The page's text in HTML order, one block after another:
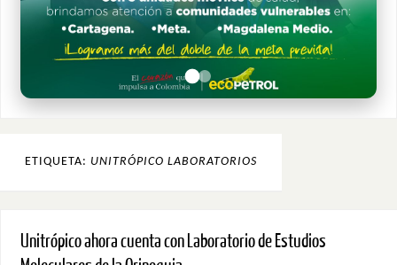
ETIQUETA: UNITRÓPICO LABORATORIOS
Unitrópico ahora cuenta con Laboratorio de Estudios